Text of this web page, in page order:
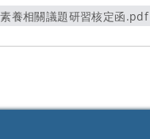
養相關議題研習核定函.pdf